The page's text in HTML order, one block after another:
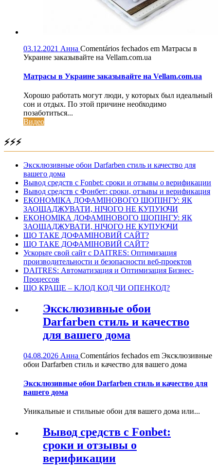
03.12.2021 Анна Comentários fechados em Матрасы в
Украине заказывайте на Vellam.com.ua
Матрасы в Украине заказывайте на Vellam.com.ua
Хорошо работать могут люди, у которых был идеальный
сон и отдых. По этой причине необходимо
позаботиться...
Видео
⚡⚡⚡
Эксклюзивные обои Darfarben стиль и качество для
вашего дома
Вывод средств с Fonbet: сроки и отзывы о верификации
Вывод средств с Фонбет: сроки, отзывы и верификация
ЕКОНОМІКА ДОФАМІНОВОГО ШОПІНГУ: ЯК
ЗАОЩАДЖУВАТИ, НІЧОГО НЕ КУПУЮЧИ
ЕКОНОМІКА ДОФАМІНОВОГО ШОПІНГУ: ЯК
ЗАОЩАДЖУВАТИ, НІЧОГО НЕ КУПУЮЧИ
ЩО ТАКЕ ДОФАМІНОВИЙ САЙТ?
ЩО ТАКЕ ДОФАМІНОВИЙ САЙТ?
Ускорьте свой сайт с DAITRES: Оптимизация
производительности и безопасности веб-проектов
DAITRES: Автоматизация и Оптимизация Бизнес-
Процессов
ЩО КРАЩЕ – КЛОД КОД ЧИ ОПЕНКОД?
Эксклюзивные обои
Darfarben стиль и качество
для вашего дома
04.08.2026 Анна Comentários fechados em Эксклюзивные
обои Darfarben стиль и качество для вашего дома
Эксклюзивные обои Darfarben стиль и качество для
вашего дома
Уникальные и стильные обои для вашего дома или...
Вывод средств с Fonbet:
сроки и отзывы о
верификации